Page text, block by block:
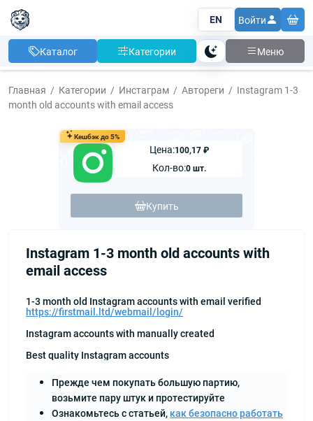
EN Войти
Каталог Категории Тема Меню
Главная Категории Инстаграм Автореги
Instagram 1-3
month old accounts with email access
Кешбэк до 5%
Цена:100,17 ₽
Кол-во:0 шт.
Купить
Instagram 1-3 month old accounts with
email access
1-3 month old Instagram accounts with email verified
https://firstmail.ltd/webmail/login/
Instagram accounts with manually created
Best quality Instagram accounts
Прежде чем покупать большую партию,
возьмите пару штук и протестируйте
Ознакомьтесь с статьей, как безопасно работать